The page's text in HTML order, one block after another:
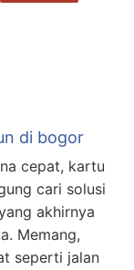
di bogor
cepat, kartu
cari solusi
akhirnya
Memang,
seperti jalan